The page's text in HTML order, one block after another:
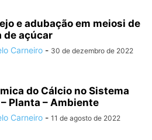
e adubação em meiosi de
de açúcar
Carneiro - 30 de dezembro de 2022
do Cálcio no Sistema
Planta – Ambiente
Carneiro - 11 de agosto de 2022